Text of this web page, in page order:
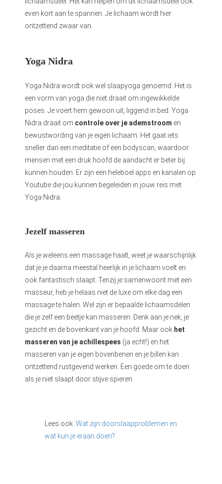
even kort aan te spannen. Je lichaam wordt hier
ontzettend zwaar van.
Yoga Nidra
Yoga Nidra wordt ook wel slaapyoga genoemd. Het is
een vorm van yoga die niet draait om ingewikkelde
poses. Je voert hem gewoon uit, liggend in bed. Yoga
Nidra draait om controle over je ademstroom en
bewustwording van je eigen lichaam. Het gaat iets
sneller dan een meditatie of een bodyscan, waardoor
mensen met een druk hoofd de aandacht er beter bij
kunnen houden. Er zijn een heleboel apps en kanalen op
Youtube die jou kunnen begeleiden in jouw reis met
Yoga Nidra.
Jezelf masseren
Als je weleens een massage haalt, weet je waarschijnlijk
dat je je daarna meestal heerlijk in je lichaam voelt en
ook fantastisch slaapt. Tenzij je samenwoont met een
masseur, heb je helaas niet de luxe om elke dag een
massage te halen. Wel zijn er bepaalde lichaamsdelen
die je zelf een beetje kan masseren. Denk aan je nek, je
gezicht en de bovenkant van je hoofd. Maar ook het
masseren van je achillespees (ja echt!) en het
masseren van je eigen bovenbenen en je billen kan
ontzettend rustgevend werken. Een goede om te doen
als je niet slaapt door stijve spieren.
Lees ook: Wat zijn doorslaapproblemen en
wat kun je eraan doen?